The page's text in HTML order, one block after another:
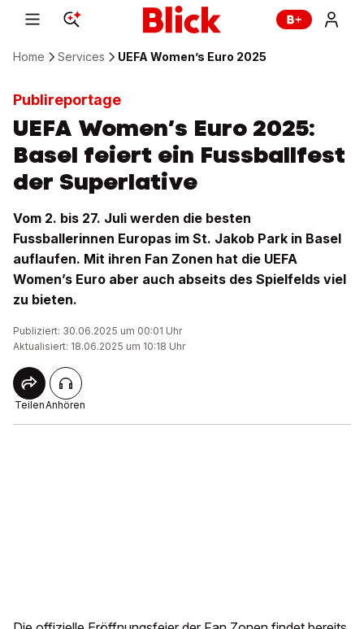
Home Services UEFA Women’s Euro 2025
Publireportage
UEFA Women’s Euro 2025:
Basel feiert ein Fussballfest
der Superlative
Vom 2. bis 27. Juli werden die besten
Fussballerinnen Europas im St. Jakob Park in Basel
auflaufen. Mit ihren Fan Zonen hat die UEFA
Women’s Euro aber auch abseits des Spielfelds viel
zu bieten.
Publiziert: 30.06.2025 um 00:01 Uhr
Aktualisiert: 18.06.2025 um 10:18 Uhr
TeilenAnhören